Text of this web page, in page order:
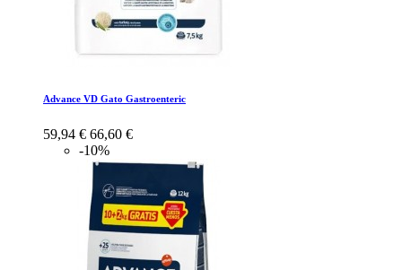
Advance VD Gato Gastroenteric
59,94 € 66,60 €
-10%